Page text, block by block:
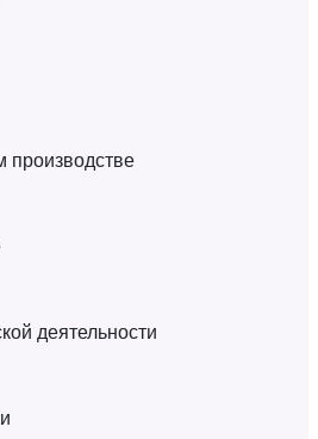
производстве
деятельности